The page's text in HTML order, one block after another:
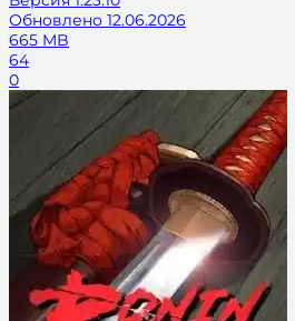
Обновлено 12.06.2026
665 MB
64
0